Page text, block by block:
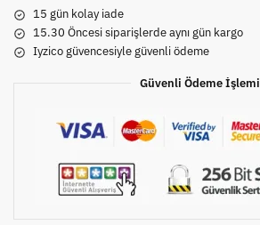
15 gün kolay iade
15.30 Öncesi siparişlerde aynı gün kargo
Iyzico güvencesiyle güvenli ödeme
Güvenli Ödeme İşlemi